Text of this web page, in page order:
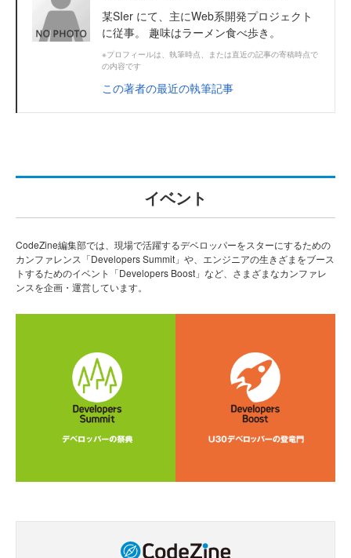
某SIer にて、主にWeb系開発プロジェクト
に従事。 趣味はラーメン食べ歩き。
※プロフィールは、執筆時点、または直近の記事の寄稿時点で
の内容です
この著者の最近の執筆記事
イベント
CodeZine編集部では、現場で活躍するデベロッパーをスターにするための
カンファレンス「Developers Summit」や、エンジニアの生きざまをブース
トするためのイベント「Developers Boost」など、さまざまなカンファレ
ンスを企画・運営しています。